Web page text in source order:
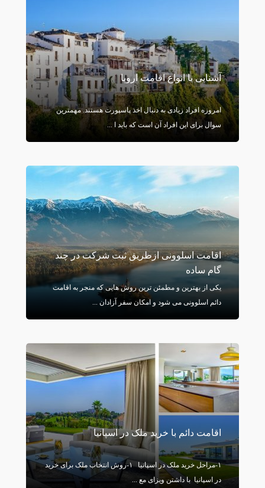
آشنایی با انواع اقامت اروپا
امروزه افراد زیادی به دنبال اخذ پاسپورت هستند. مهمترین
سوال برای این افراد آن است که باید ا ...
اقامت اسلوونی ازطریق ثبت شرکت در چند
گام ساده
یکی از بهترین و مطمئن ترین روش هایی که منجر به اقامت
دائم اسلوونی می شود و امکان سفر آزادان ...
اقامت دائم با خرید ملک در اسپانیا
۱-مراحل خرید ملک در اسپانیا ۱-روش انتخاب ملک برای خرید
در اسپانیا با داشتن ویزای مع ...